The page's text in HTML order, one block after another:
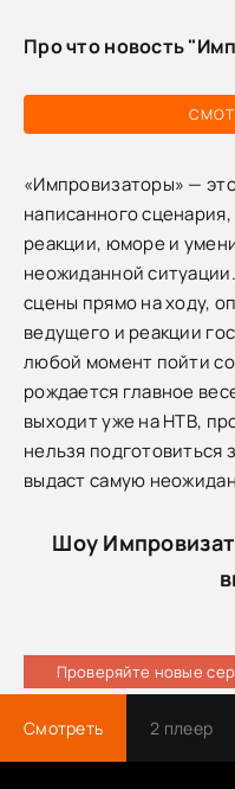
Про что новость
«Импровизаторы» —
написанного
реакции, юморе и
неожиданной
сцены прямо на ходу,
ведущего и реакции
любой момент пойти
рождается главное
выходит уже на НТВ,
нельзя подготовиться
выдаст самую
Шоу
Проверяйте новые
Смотреть 2 плеер